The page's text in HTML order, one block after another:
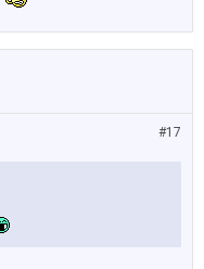
#17